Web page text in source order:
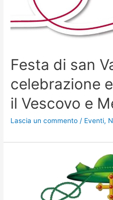
Festa di san
celebrazione
il Vescovo e
Lascia un commento / Eventi,